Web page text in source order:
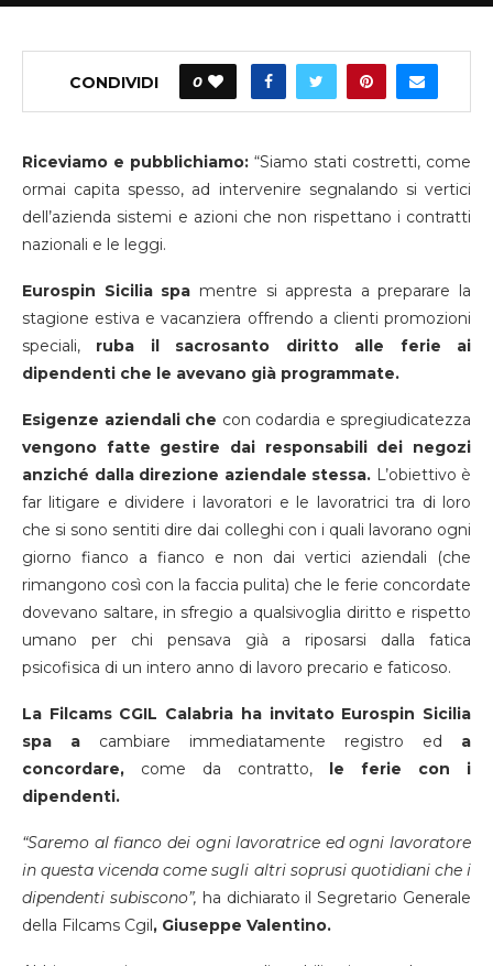
CONDIVIDI 0
Riceviamo e pubblichiamo: “Siamo stati costretti, come
ormai capita spesso, ad intervenire segnalando si vertici
dell’azienda sistemi e azioni che non rispettano i contratti
nazionali e le leggi.
Eurospin Sicilia spa mentre si appresta a preparare la
stagione estiva e vacanziera offrendo a clienti promozioni
speciali, ruba il sacrosanto diritto alle ferie ai
dipendenti che le avevano già programmate.
Esigenze aziendali che con codardia e spregiudicatezza
vengono fatte gestire dai responsabili dei negozi
anziché dalla direzione aziendale stessa. L’obiettivo è
far litigare e dividere i lavoratori e le lavoratrici tra di loro
che si sono sentiti dire dai colleghi con i quali lavorano ogni
giorno fianco a fianco e non dai vertici aziendali (che
rimangono così con la faccia pulita) che le ferie concordate
dovevano saltare, in sfregio a qualsivoglia diritto e rispetto
umano per chi pensava già a riposarsi dalla fatica
psicofisica di un intero anno di lavoro precario e faticoso.
La Filcams CGIL Calabria ha invitato Eurospin Sicilia
spa a cambiare immediatamente registro ed a
concordare, come da contratto, le ferie con i
dipendenti.
“Saremo al fianco dei ogni lavoratrice ed ogni lavoratore
in questa vicenda come sugli altri soprusi quotidiani che i
dipendenti subiscono”, ha dichiarato il Segretario Generale
della Filcams Cgil, Giuseppe Valentino.